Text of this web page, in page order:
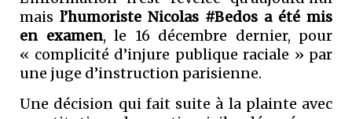
mais l’humoriste Nicolas #Bedos a été mis
en examen, le 16 décembre dernier, pour
« complicité d’injure publique raciale » par
une juge d’instruction parisienne.
Une décision qui fait suite à la plainte avec